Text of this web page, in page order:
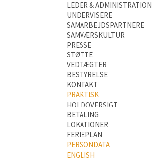
LEDER & ADMINISTRATION
UNDERVISERE
SAMARBEJDSPARTNERE
SAMVÆRSKULTUR
PRESSE
STØTTE
VEDTÆGTER
BESTYRELSE
KONTAKT
PRAKTISK
HOLDOVERSIGT
BETALING
LOKATIONER
FERIEPLAN
PERSONDATA
ENGLISH